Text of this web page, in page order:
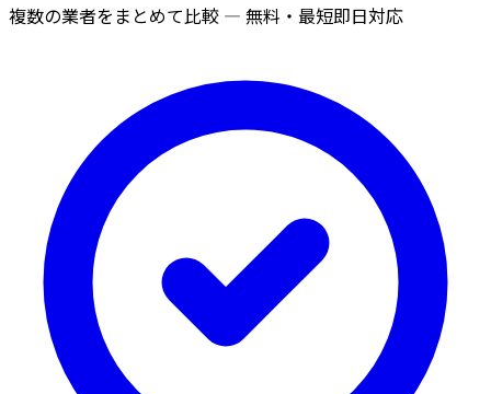
複数の業者をまとめて比較 — 無料・最短即日対応